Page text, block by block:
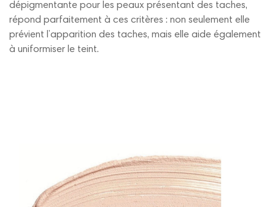
dépigmentante pour les peaux présentant des taches,
répond parfaitement à ces critères : non seulement elle
prévient l’apparition des taches, mais elle aide également
à uniformiser le teint.